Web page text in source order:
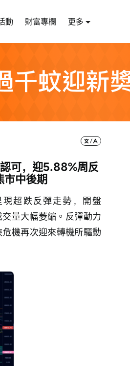
動 財富專欄 更多
可，迎5.88%周反
市中後期
超跌反彈走勢，開盤
量大幅萎縮。反彈動力
機再次迎來轉機所驅動